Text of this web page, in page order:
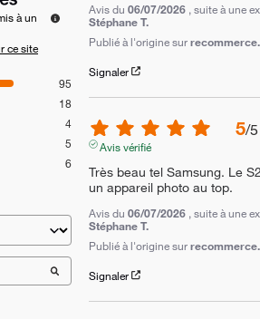
à un
ce site
95
18
4
5
6
Avis du 06/07/2026 , suite à une
Stéphane T.
Publié à l'origine sur
Signaler
5/5
Avis vérifié
Très beau tel Samsung. Le
un appareil photo au top.
Avis du 06/07/2026 , suite à une
Stéphane T.
Publié à l'origine sur
Signaler